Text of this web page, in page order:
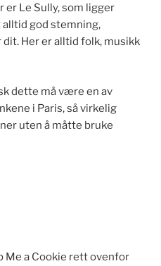
er Le Sully, som ligger
alltid god stemning,
Her er alltid folk, musikk
dette må være en av
i Paris, så virkelig
uten å måtte bruke
Me a Cookie rett ovenfor